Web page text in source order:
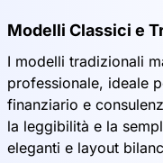
Modelli Classici e
I modelli tradizionali
professionale, ideale
finanziario e
la leggibilità e la
eleganti e layout